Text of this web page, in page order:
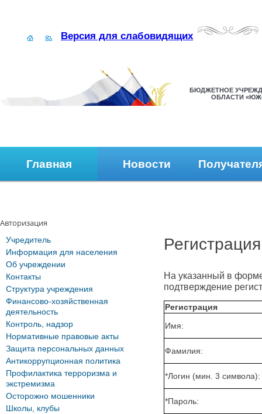
Версия для слабовидящих
БЮДЖЕТНОЕ
ОБЛАСТИ
Главная Новости
Авторизация
Регистрация
На указанный в
подтверждение
Регистрация
Имя:
Фамилия:
*Логин (мин. 3 символа):
*Пароль:
Учредитель
Информация для населения
Об учреждении
Контакты
Структура учреждения
Финансово-хозяйственная
деятельность
Контроль, надзор
Нормативные правовые акты
Защита персональных данных
Антикоррупционная политика
Профилактика терроризма и
экстремизма
Осторожно мошенники
Школы, клубы